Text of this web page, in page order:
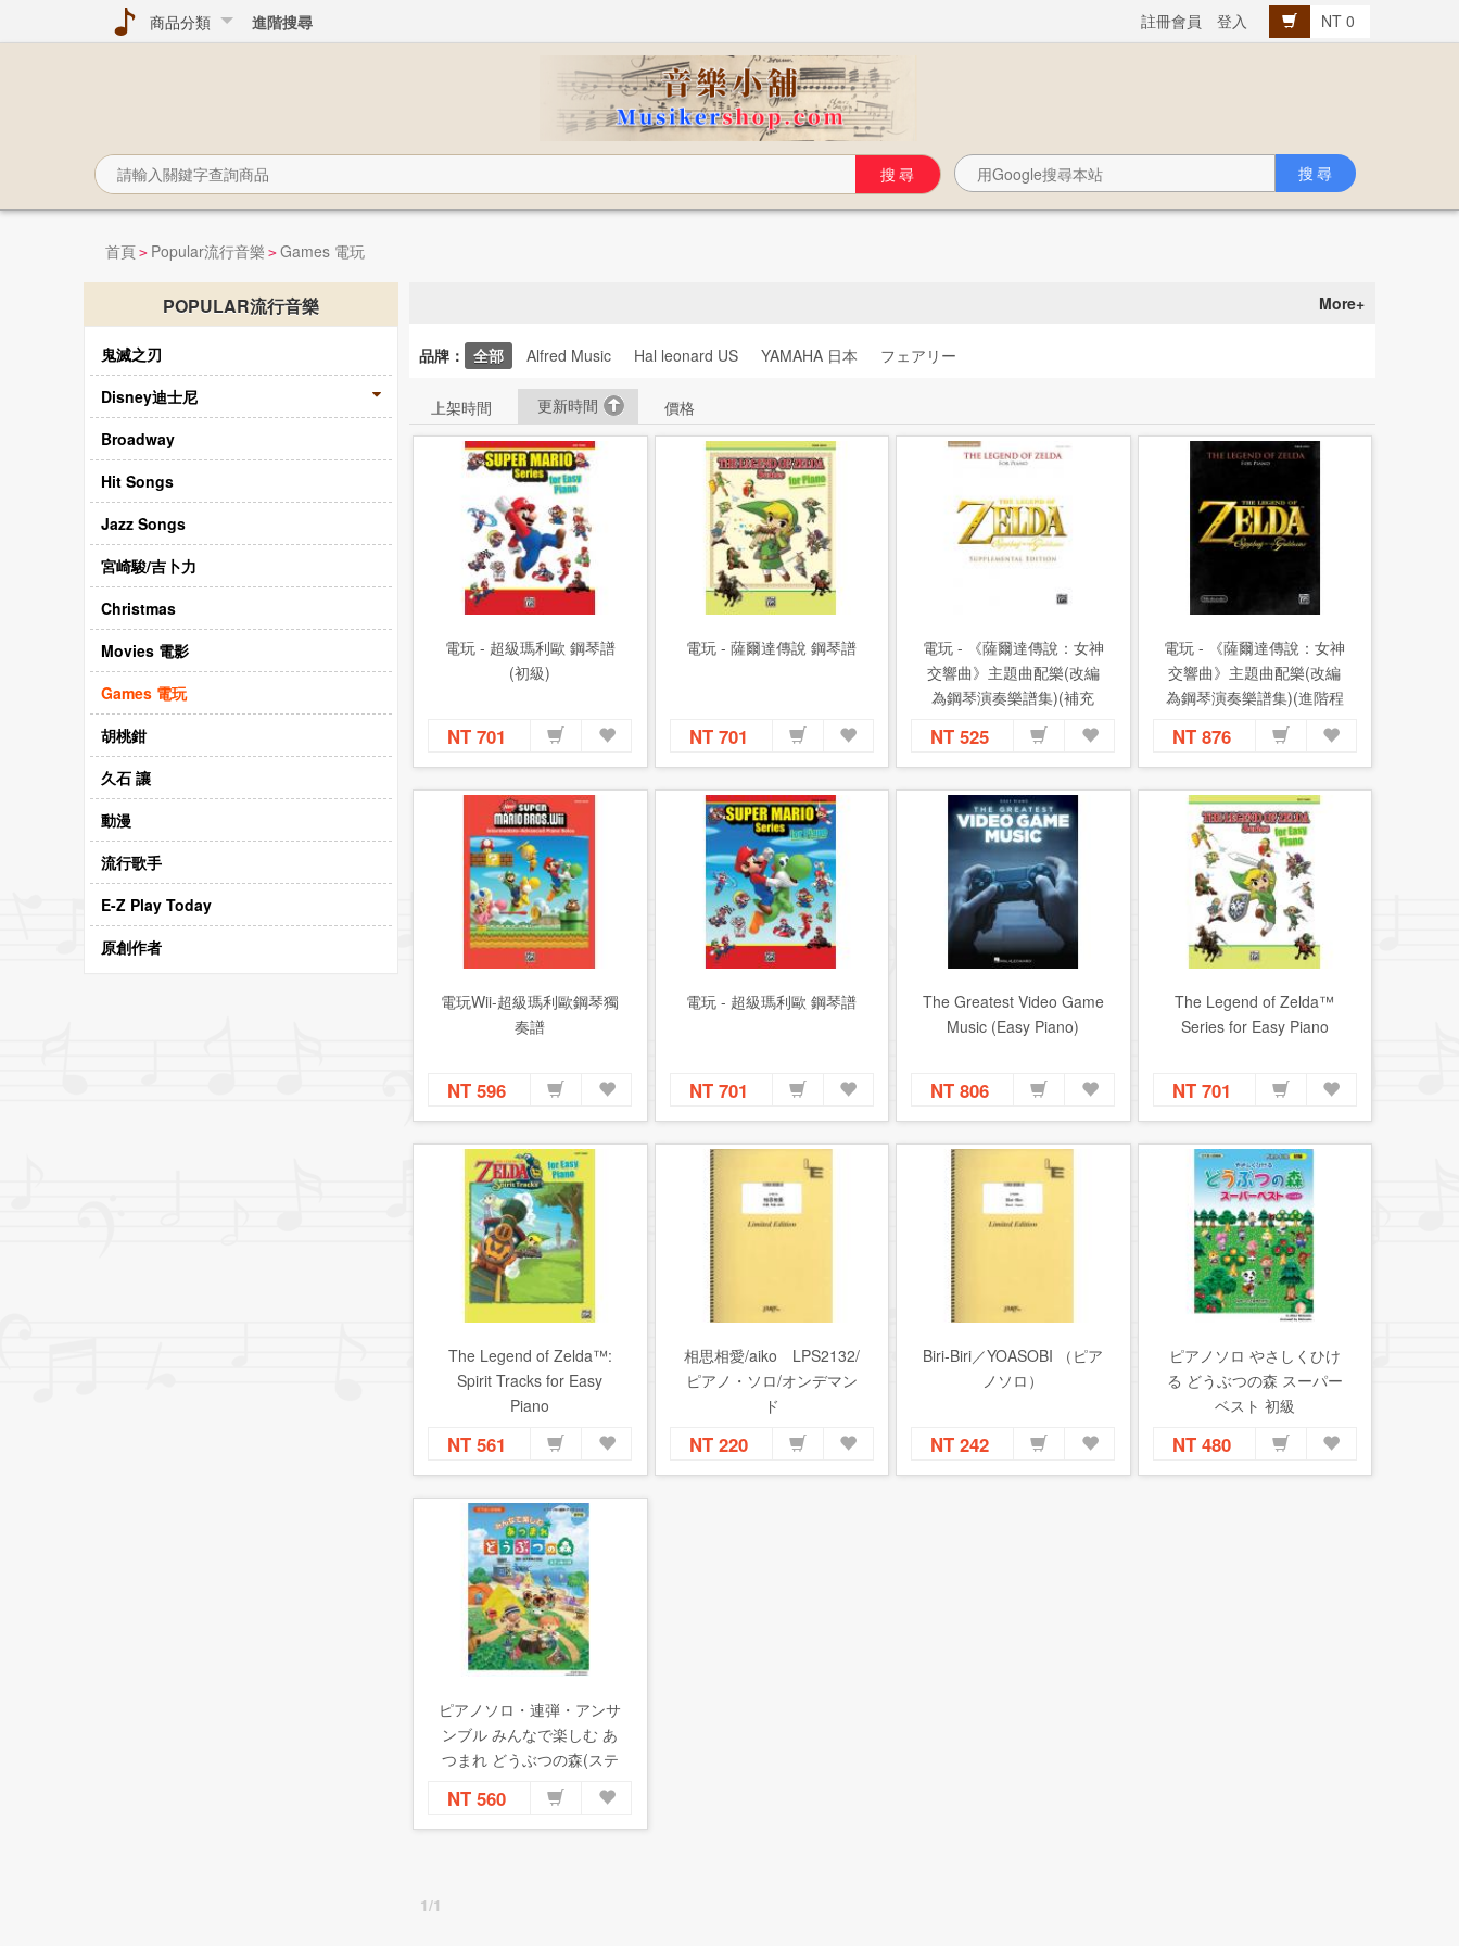
商品分類 進階搜尋 註冊會員 登入 NT 0
首頁 > Popular流行音樂 > Games 電玩
POPULAR流行音樂
鬼滅之刃
Disney迪士尼
Broadway
Hit Songs
Jazz Songs
宮崎駿/吉卜力
Christmas
Movies 電影
Games 電玩
胡桃鉗
久石 讓
動漫
流行歌手
E-Z Play Today
原創作者
More+
品牌： 全部 Alfred Music Hal leonard US YAMAHA 日本 フェアリー
上架時間 更新時間 價格
電玩 - 超級瑪利歐 鋼琴譜
(初級)
NT 701
電玩 - 薩爾達傳說 鋼琴譜
NT 701
電玩 - 《薩爾達傳說：女神
交響曲》主題曲配樂(改編
為鋼琴演奏樂譜集)(補充
NT 525
電玩 - 《薩爾達傳說：女神
交響曲》主題曲配樂(改編
為鋼琴演奏樂譜集)(進階程
NT 876
電玩Wii-超級瑪利歐鋼琴獨
奏譜
NT 596
電玩 - 超級瑪利歐 鋼琴譜
NT 701
The Greatest Video Game
Music (Easy Piano)
NT 806
The Legend of Zelda™
Series for Easy Piano
NT 701
The Legend of Zelda™:
Spirit Tracks for Easy
Piano
NT 561
相思相愛/aiko LPS2132/
ピアノ・ソロ/オンデマン
ド
NT 220
Biri-Biri／YOASOBI （ピア
ノソロ）
NT 242
ピアノソロ やさしくひけ
る どうぶつの森 スーパー
ベスト 初級
NT 480
ピアノソロ・連弾・アンサ
ンブル みんなで楽しむ あ
つまれ どうぶつの森(ステ
ッカー付) 初中級
NT 560
1/1